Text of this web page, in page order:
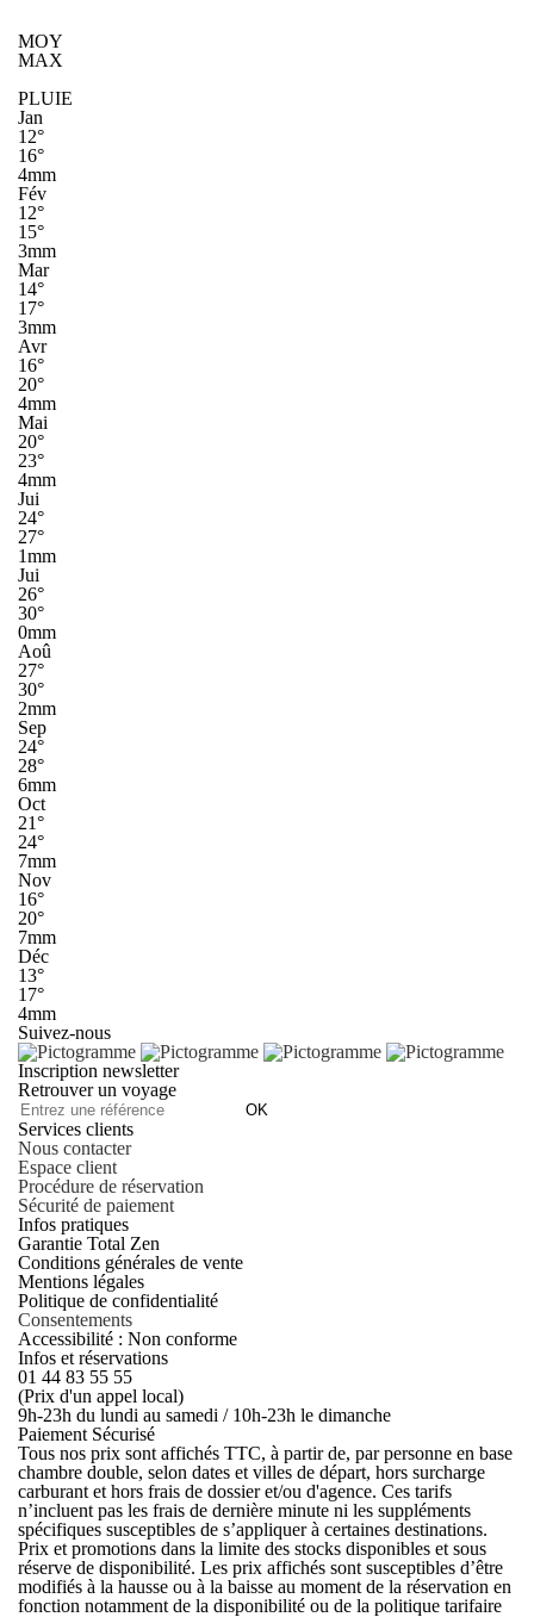
MOY
MAX
PLUIE
Jan
12°
16°
4mm
Fév
12°
15°
3mm
Mar
14°
17°
3mm
Avr
16°
20°
4mm
Mai
20°
23°
4mm
Jui
24°
27°
1mm
Jui
26°
30°
0mm
Aoû
27°
30°
2mm
Sep
24°
28°
6mm
Oct
21°
24°
7mm
Nov
16°
20°
7mm
Déc
13°
17°
4mm
Suivez-nous
Inscription newsletter
Retrouver un voyage
OK
Services clients
Nous contacter
Espace client
Procédure de réservation
Sécurité de paiement
Infos pratiques
Garantie Total Zen
Conditions générales de vente
Mentions légales
Politique de confidentialité
Consentements
Accessibilité : Non conforme
Infos et réservations
01 44 83 55 55
(Prix d'un appel local)
9h-23h du lundi au samedi / 10h-23h le dimanche
Paiement Sécurisé
Tous nos prix sont affichés TTC, à partir de, par personne en base
chambre double, selon dates et villes de départ, hors surcharge
carburant et hors frais de dossier et/ou d'agence. Ces tarifs
n’incluent pas les frais de dernière minute ni les suppléments
spécifiques susceptibles de s’appliquer à certaines destinations.
Prix et promotions dans la limite des stocks disponibles et sous
réserve de disponibilité. Les prix affichés sont susceptibles d’être
modifiés à la hausse ou à la baisse au moment de la réservation en
fonction notamment de la disponibilité ou de la politique tarifaire